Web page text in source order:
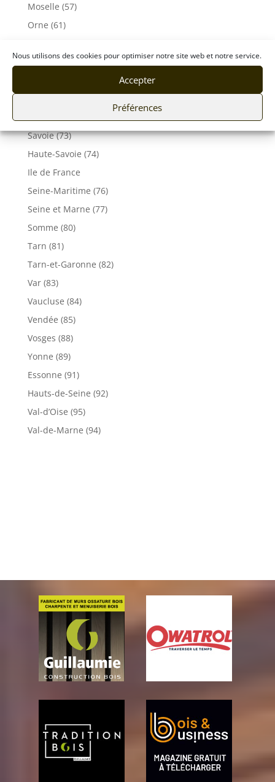
Nous utilisons des cookies pour optimiser notre site web et notre service.
Accepter
Préférences
Moselle (57)
Orne (61)
Puy De Dôme (63)
Pyrénées-Atlantiques (64)
Savoie (73)
Haute-Savoie (74)
Ile de France
Seine-Maritime (76)
Seine et Marne (77)
Somme (80)
Tarn (81)
Tarn-et-Garonne (82)
Var (83)
Vaucluse (84)
Vendée (85)
Vosges (88)
Yonne (89)
Essonne (91)
Hauts-de-Seine (92)
Val-d’Oise (95)
Val-de-Marne (94)